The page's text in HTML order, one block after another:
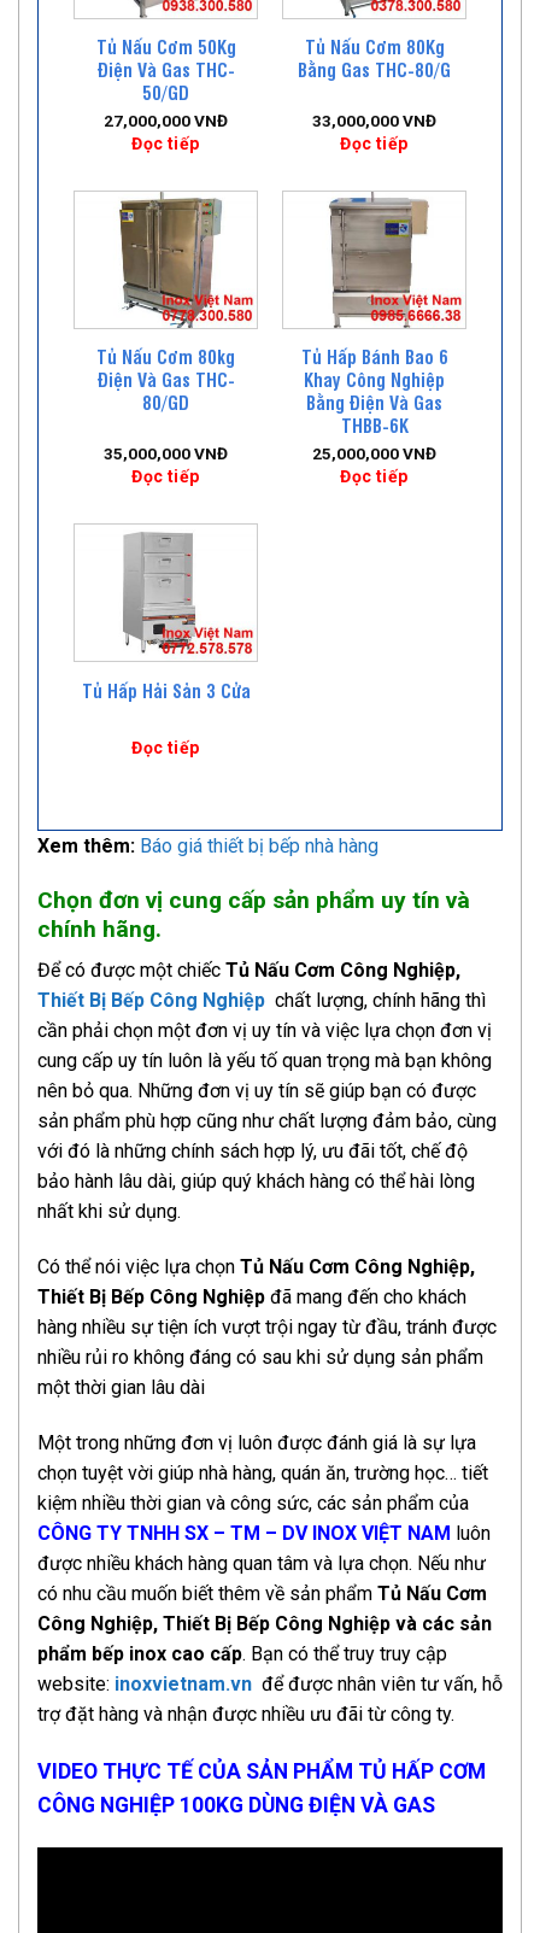
Tủ Nấu Cơm 50Kg
Điện Và Gas THC-
50/GD
27,000,000VNĐ
Đọc tiếp
Tủ Nấu Cơm 80Kg
Bằng Gas THC-80/G
33,000,000VNĐ
Đọc tiếp
Tủ Nấu Cơm 80kg
Điện Và Gas THC-
80/GD
35,000,000VNĐ
Đọc tiếp
Tủ Hấp Bánh Bao 6
Khay Công Nghiệp
Bằng Điện Và Gas
THBB-6K
25,000,000VNĐ
Đọc tiếp
Tủ Hấp Hải Sản 3 Cửa
Đọc tiếp
Xem thêm: Báo giá thiết bị bếp nhà hàng
Chọn đơn vị cung cấp sản phẩm uy tín và
chính hãng.
Để có được một chiếc Tủ Nấu Cơm Công Nghiệp,
Thiết Bị Bếp Công Nghiệp chất lượng, chính hãng thì
cần phải chọn một đơn vị uy tín và việc lựa chọn đơn vị
cung cấp uy tín luôn là yếu tố quan trọng mà bạn không
nên bỏ qua. Những đơn vị uy tín sẽ giúp bạn có được
sản phẩm phù hợp cũng như chất lượng đảm bảo, cùng
với đó là những chính sách hợp lý, ưu đãi tốt, chế độ
bảo hành lâu dài, giúp quý khách hàng có thể hài lòng
nhất khi sử dụng.
Có thể nói việc lựa chọn Tủ Nấu Cơm Công Nghiệp,
Thiết Bị Bếp Công Nghiệp đã mang đến cho khách
hàng nhiều sự tiện ích vượt trội ngay từ đầu, tránh được
nhiều rủi ro không đáng có sau khi sử dụng sản phẩm
một thời gian lâu dài
Một trong những đơn vị luôn được đánh giá là sự lựa
chọn tuyệt vời giúp nhà hàng, quán ăn, trường học… tiết
kiệm nhiều thời gian và công sức, các sản phẩm của
CÔNG TY TNHH SX – TM – DV INOX VIỆT NAM luôn
được nhiều khách hàng quan tâm và lựa chọn. Nếu như
có nhu cầu muốn biết thêm về sản phẩm Tủ Nấu Cơm
Công Nghiệp, Thiết Bị Bếp Công Nghiệp và các sản
phẩm bếp inox cao cấp. Bạn có thể truy truy cập
website: inoxvietnam.vn để được nhân viên tư vấn, hỗ
trợ đặt hàng và nhận được nhiều ưu đãi từ công ty.
VIDEO THỰC TẾ CỦA SẢN PHẨM TỦ HẤP CƠM
CÔNG NGHIỆP 100KG DÙNG ĐIỆN VÀ GAS